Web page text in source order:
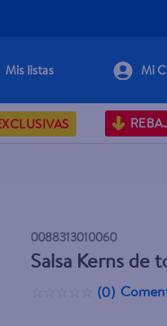
Mis listas
0088313010060
Salsa Kerns de
(0)